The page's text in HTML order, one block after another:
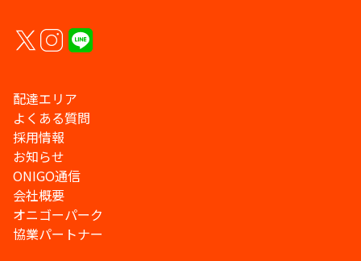
配達エリア
よくある質問
採用情報
お知らせ
ONIGO通信
会社概要
オニゴーパーク
協業パートナー